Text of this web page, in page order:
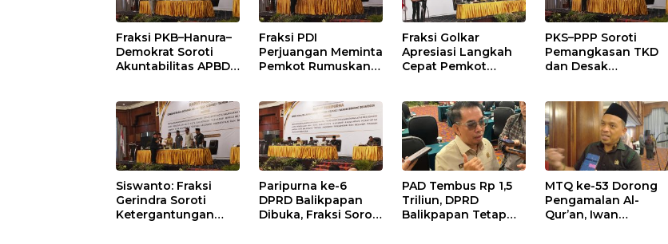
Fraksi PKB–Hanura–
Demokrat Soroti
Akuntabilitas APBD
Pengawasan
Belanja Modal
Fraksi PDI
Perjuangan Meminta
Pemkot Rumuskan
sebagai Penyangga
IKN
Fraksi Golkar
Apresiasi Langkah
Cepat Pemkot
PKS–PPP Soroti
Pemangkasan TKD
dan Desak
APBD Balikpapan
2026
Siswanto: Fraksi
Gerindra Soroti
Ketergantungan
Paripurna ke-6
DPRD Balikpapan
Dibuka, Fraksi Soroti
PAD Tembus Rp 1,5
Triliun, DPRD
Balikpapan Tetap
MTQ ke-53 Dorong
Pengamalan Al-
Qur’an, Iwan